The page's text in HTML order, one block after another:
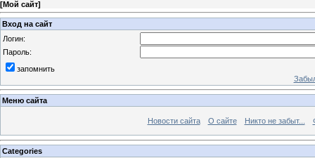
[Мой сайт]
Вход на сайт
Логин:
Пароль:
запомнить
Меню сайта
Новости сайта О сайте Никто не забыт...
Categories